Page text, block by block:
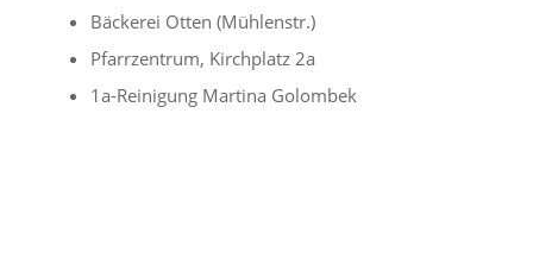
Bäckerei Otten (Mühlenstr.)
Pfarrzentrum, Kirchplatz 2a
1a-Reinigung Martina Golombek